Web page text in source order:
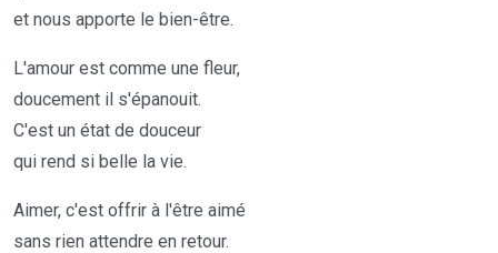
et nous apporte le bien-être.
L'amour est comme une fleur,
doucement il s'épanouit.
C'est un état de douceur
qui rend si belle la vie.
Aimer, c'est offrir à l'être aimé
sans rien attendre en retour.